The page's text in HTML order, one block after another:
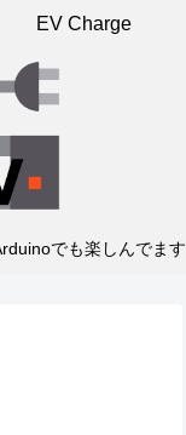
でも楽しんでます
EV Charge